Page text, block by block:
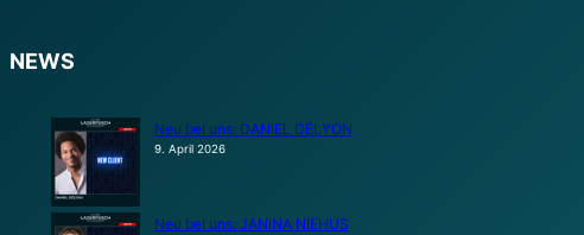
NEWS
Neu bei uns: DANIEL DÉLYON
9. April 2026
Neu bei uns: JANINA NIEHUS